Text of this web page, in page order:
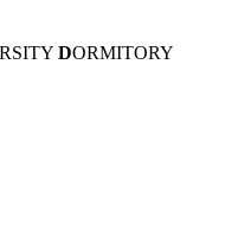
DORMITORY